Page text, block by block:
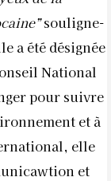
souligne-
a été désignée
National
pour suivre
et à
elle
et